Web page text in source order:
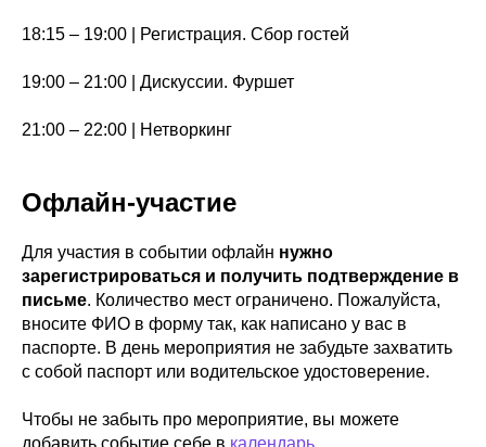
18:15 – 19:00 | Регистрация. Сбор гостей
19:00 – 21:00 | Дискуссии. Фуршет
21:00 – 22:00 | Нетворкинг
Офлайн-участие
Для участия в событии офлайн нужно
зарегистрироваться и получить подтверждение в
письме. Количество мест ограничено. Пожалуйста,
вносите ФИО в форму так, как написано у вас в
паспорте. В день мероприятия не забудьте захватить
с собой паспорт или водительское удостоверение.
Чтобы не забыть про мероприятие, вы можете
добавить событие себе в календарь.